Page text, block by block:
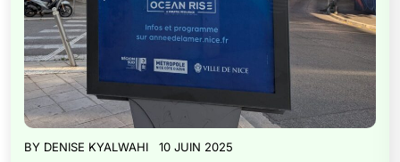
BY DENISE KYALWAHI 10 JUIN 2025